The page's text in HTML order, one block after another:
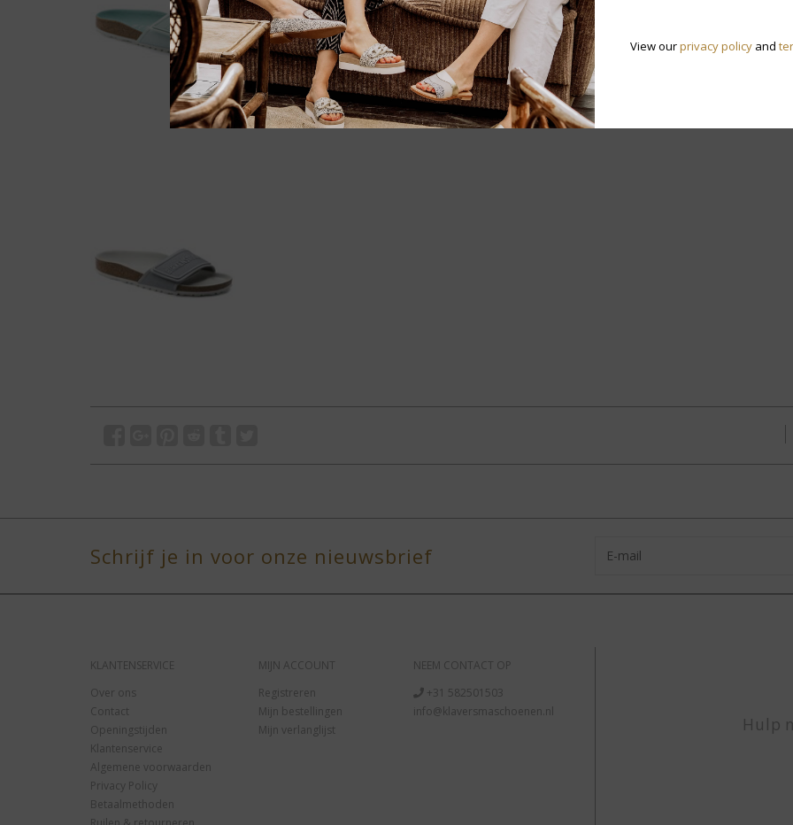
Schrijf je in voor onze nieuwsbrief
KLANTENSERVICE
Over ons
Contact
Openingstijden
Klantenservice
Algemene voorwaarden
Privacy Policy
Betaalmethoden
MIJN ACCOUNT
Registreren
Mijn bestellingen
Mijn verlanglijst
NEEM CONTACT OP
+31 582501503
info@klaversmaschoenen.nl
Hulp
View ourprivacy policy and